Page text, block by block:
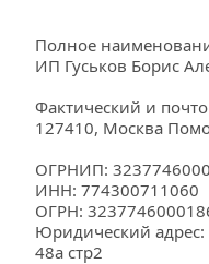
Полное
ИП Гуськов Борис
Фактический и
127410, Москва
ОГРНИП:
ИНН: 774300711060
ОГРН:
Юридический
48а стр2